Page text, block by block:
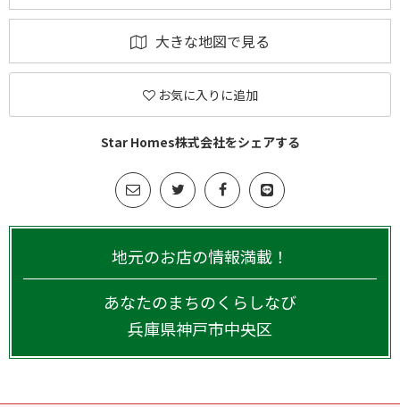
大きな地図で見る
お気に入りに追加
Star Homes株式会社をシェアする
地元のお店の情報満載！
あなたのまちのくらしなび
兵庫県神戸市中央区